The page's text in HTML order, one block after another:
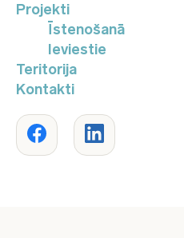
Projekti
Īstenošanā
Ieviestie
Teritorija
Kontakti